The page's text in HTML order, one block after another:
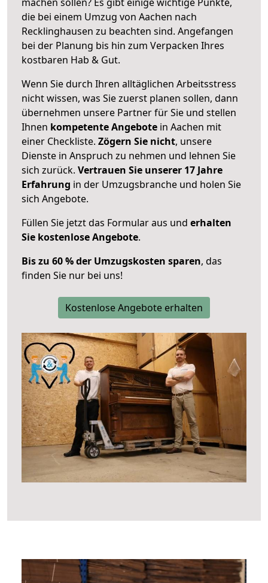
die bei einem Umzug von Aachen nach
Recklinghausen zu beachten sind. Angefangen
bei der Planung bis hin zum Verpacken Ihres
kostbaren Hab & Gut.
Wenn Sie durch Ihren alltäglichen Arbeitsstress
nicht wissen, was Sie zuerst planen sollen, dann
übernehmen unsere Partner für Sie und stellen
Ihnen kompetente Angebote in Aachen mit
einer Checkliste. Zögern Sie nicht, unsere
Dienste in Anspruch zu nehmen und lehnen Sie
sich zurück. Vertrauen Sie unserer 17 Jahre
Erfahrung in der Umzugsbranche und holen Sie
sich Angebote.
Füllen Sie jetzt das Formular aus und erhalten
Sie kostenlose Angebote.
Bis zu 60 % der Umzugskosten sparen, das
finden Sie nur bei uns!
Kostenlose Angebote erhalten